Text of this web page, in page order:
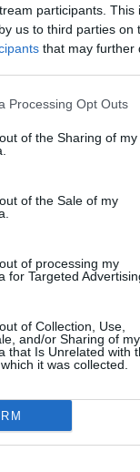
participants.
us to third parties on
that may further
Processing Opt Outs
of the Sharing of my
of the Sale of my
of processing my
for Targeted
of Collection, Use,
and/or Sharing of my
that Is Unrelated with
it was collected.